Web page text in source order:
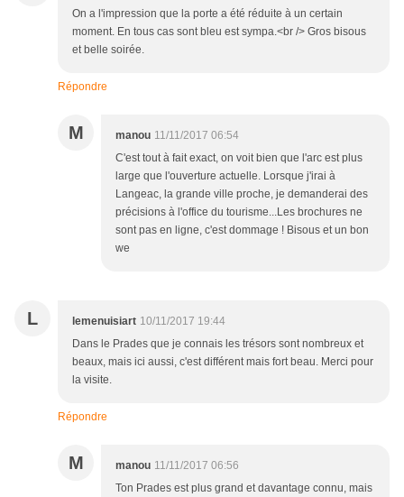
On a l'impression que la porte a été réduite à un certain
moment. En tous cas sont bleu est sympa.<br /> Gros bisous
et belle soirée.
Répondre
M manou 11/11/2017 06:54
C'est tout à fait exact, on voit bien que l'arc est plus
large que l'ouverture actuelle. Lorsque j'irai à
Langeac, la grande ville proche, je demanderai des
précisions à l'office du tourisme...Les brochures ne
sont pas en ligne, c'est dommage ! Bisous et un bon
we
L lemenuisiart 10/11/2017 19:44
Dans le Prades que je connais les trésors sont nombreux et
beaux, mais ici aussi, c'est différent mais fort beau. Merci pour
la visite.
Répondre
M manou 11/11/2017 06:56
Ton Prades est plus grand et davantage connu, mais